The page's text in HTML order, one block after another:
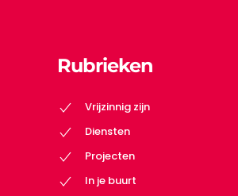
Rubrieken
Vrijzinnig zijn
Diensten
Projecten
In je buurt